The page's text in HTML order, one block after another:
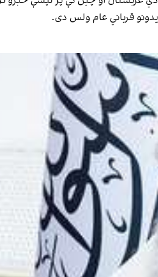
قرباني عام ولس دی.